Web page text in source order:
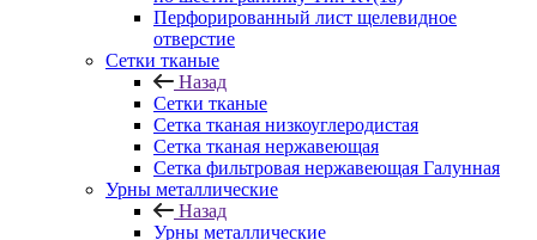
Перфорированный лист щелевидное
отверстие
Сетки тканые
Назад
Сетки тканые
Сетка тканая низкоуглеродистая
Сетка тканая нержавеющая
Сетка фильтровая нержавеющая Галунная
Урны металлические
Назад
Урны металлические